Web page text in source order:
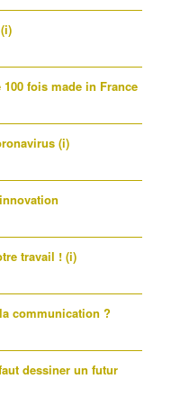
fois made in France
(i)
travail ! (i)
communication ?
dessiner un futur